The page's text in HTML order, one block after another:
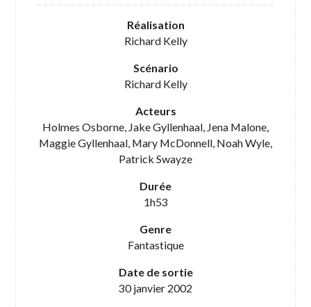
Réalisation
Richard Kelly
Scénario
Richard Kelly
Acteurs
Holmes Osborne, Jake Gyllenhaal, Jena Malone,
Maggie Gyllenhaal, Mary McDonnell, Noah Wyle,
Patrick Swayze
Durée
1h53
Genre
Fantastique
Date de sortie
30 janvier 2002